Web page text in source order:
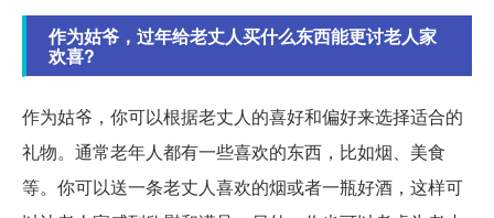
作为姑爷，过年给老丈人买什么东西能更讨老人家
欢喜?
作为姑爷，你可以根据老丈人的喜好和偏好来选择适合的
礼物。通常老年人都有一些喜欢的东西，比如烟、美食
等。你可以送一条老丈人喜欢的烟或者一瓶好酒，这样可